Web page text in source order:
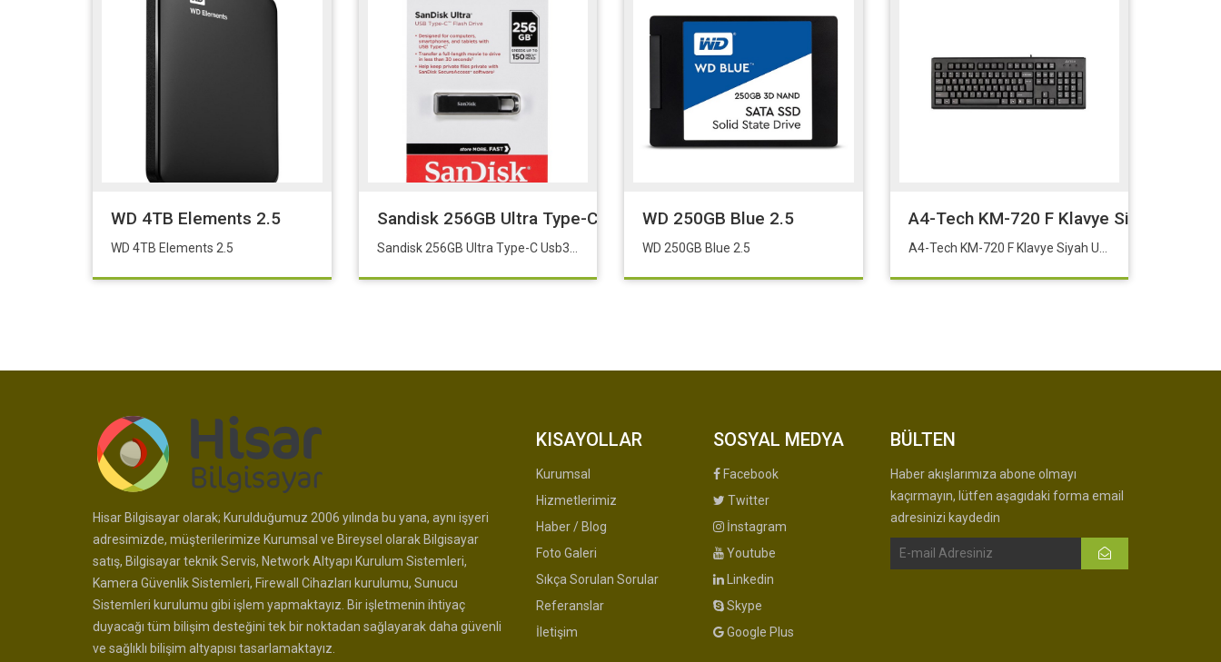
WD 4TB Elements 2.5
WD 4TB Elements 2.5
Sandisk 256GB Ultra Type-C Usb3.1 SDCZ460-256G-G46
WD 250GB Blue 2.5
WD 250GB Blue 2.5
A4-Tech KM-720 F Klavye Siyah USB -
Hisar Bilgisayar olarak; Kurulduğumuz 2006 yılında bu yana, aynı işyeri
adresimizde, müşterilerimize Kurumsal ve Bireysel olarak Bilgisayar
satış, Bilgisayar teknik Servis, Network Altyapı Kurulum Sistemleri,
Kamera Güvenlik Sistemleri, Firewall Cihazları kurulumu, Sunucu
Sistemleri kurulumu gibi işlem yapmaktayız. Bir işletmenin ihtiyaç
duyacağı tüm bilişim desteğini tek bir noktadan sağlayarak daha güvenli
ve sağlıklı bilişim altyapısı tasarlamaktayız.
KISAYOLLAR
Kurumsal
Hizmetlerimiz
Haber / Blog
Foto Galeri
Sıkça Sorulan Sorular
Referanslar
İletişim
SOSYAL MEDYA
Facebook
Twitter
İnstagram
Youtube
Linkedin
Skype
Google Plus
BÜLTEN
Haber akışlarımıza abone olmayı
kaçırmayın, lütfen aşagıdaki forma email
adresinizi kaydedin